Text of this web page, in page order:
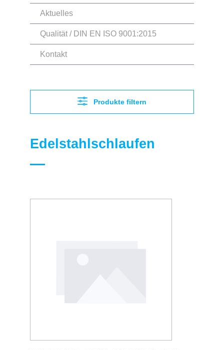
Aktuelles
Qualität / DIN EN ISO 9001:2015
Kontakt
Produkte filtern
Edelstahlschlaufen